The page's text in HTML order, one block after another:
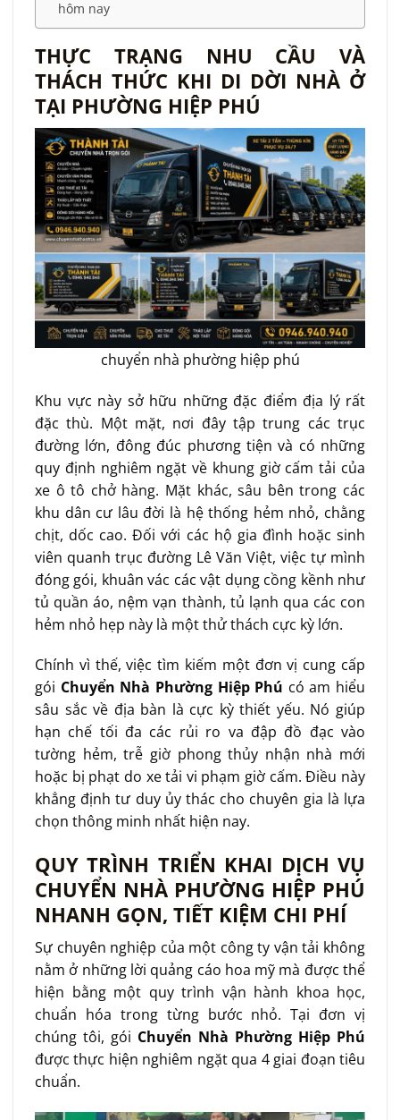
hôm nay
THỰC TRẠNG NHU CẦU VÀ
THÁCH THỨC KHI DI DỜI NHÀ Ở
TẠI PHƯỜNG HIỆP PHÚ
chuyển nhà phường hiệp phú
Khu vực này sở hữu những đặc điểm địa lý rất
đặc thù. Một mặt, nơi đây tập trung các trục
đường lớn, đông đúc phương tiện và có những
quy định nghiêm ngặt về khung giờ cấm tải của
xe ô tô chở hàng. Mặt khác, sâu bên trong các
khu dân cư lâu đời là hệ thống hẻm nhỏ, chằng
chịt, dốc cao. Đối với các hộ gia đình hoặc sinh
viên quanh trục đường Lê Văn Việt, việc tự mình
đóng gói, khuân vác các vật dụng cồng kềnh như
tủ quần áo, nệm vạn thành, tủ lạnh qua các con
hẻm nhỏ hẹp này là một thử thách cực kỳ lớn.
Chính vì thế, việc tìm kiếm một đơn vị cung cấp
gói Chuyển Nhà Phường Hiệp Phú có am hiểu
sâu sắc về địa bàn là cực kỳ thiết yếu. Nó giúp
hạn chế tối đa các rủi ro va đập đồ đạc vào
tường hẻm, trễ giờ phong thủy nhận nhà mới
hoặc bị phạt do xe tải vi phạm giờ cấm. Điều này
khẳng định tư duy ủy thác cho chuyên gia là lựa
chọn thông minh nhất hiện nay.
QUY TRÌNH TRIỂN KHAI DỊCH VỤ
CHUYỂN NHÀ PHƯỜNG HIỆP PHÚ
NHANH GỌN, TIẾT KIỆM CHI PHÍ
Sự chuyên nghiệp của một công ty vận tải không
nằm ở những lời quảng cáo hoa mỹ mà được thể
hiện bằng một quy trình vận hành khoa học,
chuẩn hóa trong từng bước nhỏ. Tại đơn vị
chúng tôi, gói Chuyển Nhà Phường Hiệp Phú
được thực hiện nghiêm ngặt qua 4 giai đoạn tiêu
chuẩn.